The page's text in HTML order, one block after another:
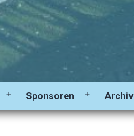
Menü
öffnen
Sponsoren
Menü
öffnen
Archiv